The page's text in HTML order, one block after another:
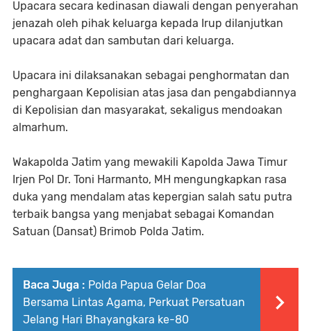
Upacara secara kedinasan diawali dengan penyerahan
jenazah oleh pihak keluarga kepada Irup dilanjutkan
upacara adat dan sambutan dari keluarga.
Upacara ini dilaksanakan sebagai penghormatan dan
penghargaan Kepolisian atas jasa dan pengabdiannya
di Kepolisian dan masyarakat, sekaligus mendoakan
almarhum.
Wakapolda Jatim yang mewakili Kapolda Jawa Timur
Irjen Pol Dr. Toni Harmanto, MH mengungkapkan rasa
duka yang mendalam atas kepergian salah satu putra
terbaik bangsa yang menjabat sebagai Komandan
Satuan (Dansat) Brimob Polda Jatim.
Baca Juga : Polda Papua Gelar Doa
Bersama Lintas Agama, Perkuat Persatuan
Jelang Hari Bhayangkara ke-80